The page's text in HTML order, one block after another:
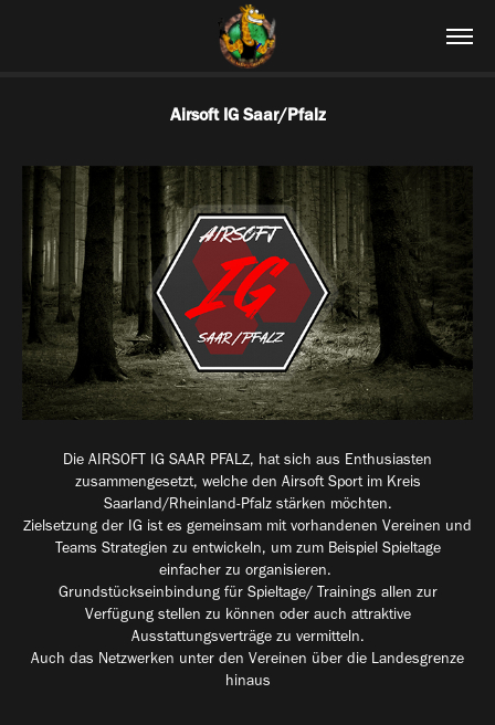
Airsoft IG Saar/Pfalz
Die AIRSOFT IG SAAR PFALZ, hat sich aus Enthusiasten
zusammengesetzt, welche den Airsoft Sport im Kreis
Saarland/Rheinland-Pfalz stärken möchten.
Zielsetzung der IG ist es gemeinsam mit vorhandenen Vereinen und
Teams Strategien zu entwickeln, um zum Beispiel Spieltage
einfacher zu organisieren.
Grundstückseinbindung für Spieltage/ Trainings allen zur
Verfügung stellen zu können oder auch attraktive
Ausstattungsverträge zu vermitteln.
Auch das Netzwerken unter den Vereinen über die Landesgrenze
hinaus